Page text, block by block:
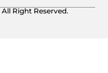
All Right Reserved.